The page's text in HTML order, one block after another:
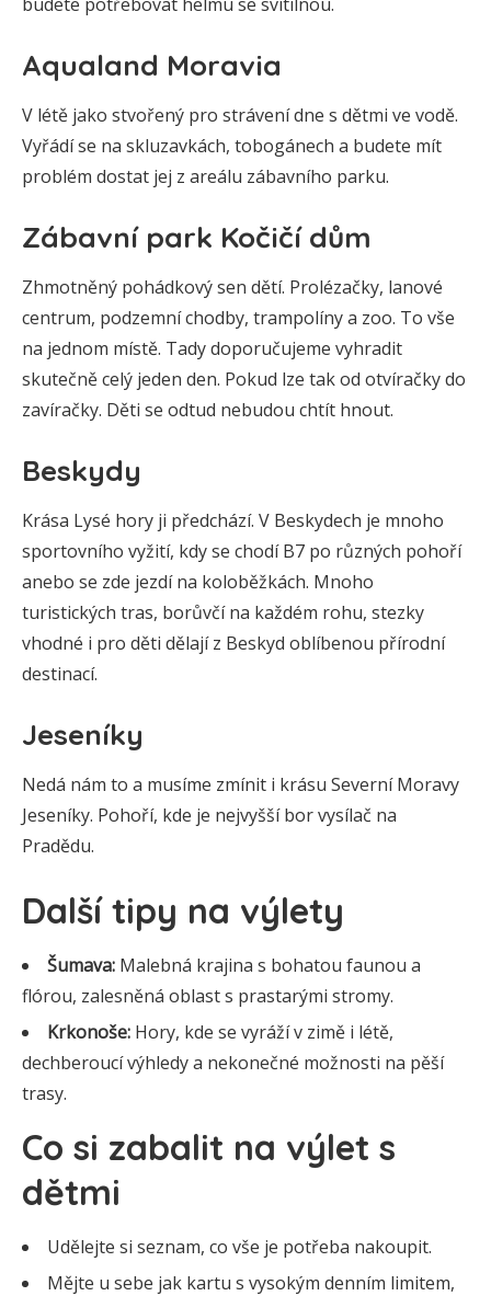
Aqualand Moravia
V létě jako stvořený pro strávení dne s dětmi ve vodě.
Vyřádí se na skluzavkách, tobogánech a budete mít
problém dostat jej z areálu zábavního parku.
Zábavní park Kočičí dům
Zhmotněný pohádkový sen dětí. Prolézačky, lanové
centrum, podzemní chodby, trampolíny a zoo. To vše
na jednom místě. Tady doporučujeme vyhradit
skutečně celý jeden den. Pokud lze tak od otvíračky do
zavíračky. Děti se odtud nebudou chtít hnout.
Beskydy
Krása Lysé hory ji předchází. V Beskydech je mnoho
sportovního vyžití, kdy se chodí B7 po různých pohoří
anebo se zde jezdí na koloběžkách. Mnoho
turistických tras, borůvčí na každém rohu, stezky
vhodné i pro děti dělají z Beskyd oblíbenou přírodní
destinací.
Jeseníky
Nedá nám to a musíme zmínit i krásu Severní Moravy
Jeseníky. Pohoří, kde je nejvyšší bor vysílač na
Pradědu.
Další tipy na výlety
Šumava: Malebná krajina s bohatou faunou a
flórou, zalesněná oblast s prastarými stromy.
Krkonoše: Hory, kde se vyráží v zimě i létě,
dechberoucí výhledy a nekonečné možnosti na pěší
trasy.
Co si zabalit na výlet s
dětmi
Udělejte si seznam, co vše je potřeba nakoupit.
Mějte u sebe jak kartu s vysokým denním limitem,